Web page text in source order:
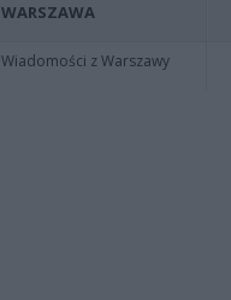
WARSZAWA
Wiadomości z Warszawy